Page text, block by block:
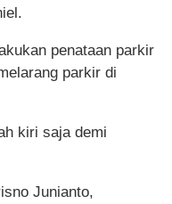
penataan parkir
parkir di
kiri saja demi
Junianto,